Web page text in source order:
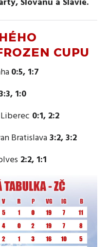
CUPU
0:5, 1:7
1:0
0:1, 2:2
Bratislava3:2, 3:2
2:2, 1:1